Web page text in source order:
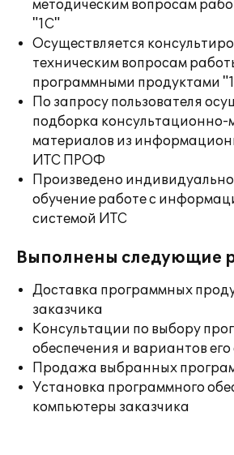
методическим вопросам
"1С"
Осуществляется
техническим вопросам
программными продуктами
По запросу пользователя
подборка консультационно-
материалов из
ИТС ПРОФ
Произведено
обучение работе с
системой ИТС
Выполнены следующие
Доставка программных
заказчика
Консультации по выбору
обеспечения и вариантов
Продажа выбранных
Установка программного
компьютеры заказчика